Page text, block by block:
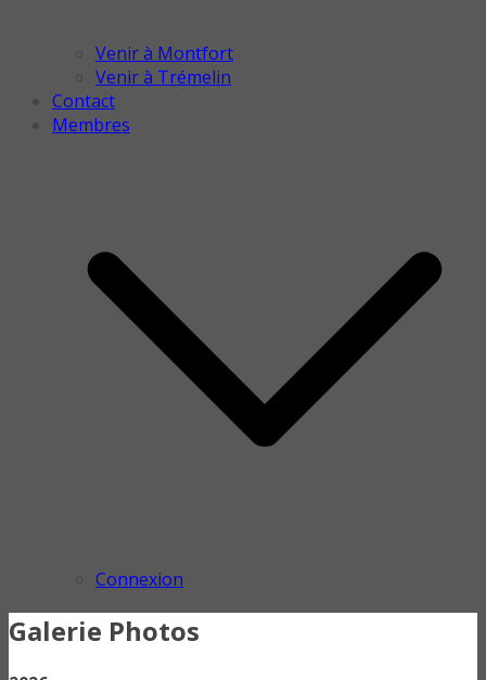
Venir à Montfort
Venir à Trémelin
Contact
Membres
Connexion
Galerie Photos